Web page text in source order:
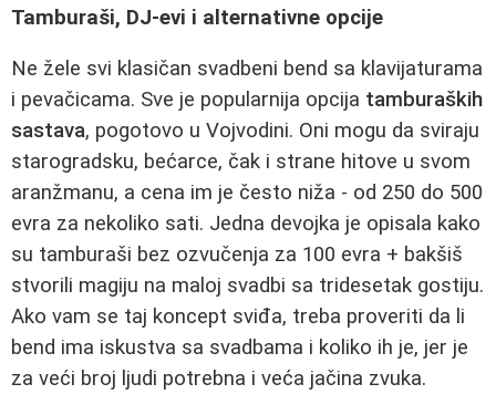
Tamburaši, DJ-evi i alternativne opcije
Ne žele svi klasičan svadbeni bend sa klavijaturama
i pevačicama. Sve je popularnija opcija tamburaških
sastava, pogotovo u Vojvodini. Oni mogu da sviraju
starogradsku, bećarce, čak i strane hitove u svom
aranžmanu, a cena im je često niža - od 250 do 500
evra za nekoliko sati. Jedna devojka je opisala kako
su tamburaši bez ozvučenja za 100 evra + bakšiš
stvorili magiju na maloj svadbi sa tridesetak gostiju.
Ako vam se taj koncept sviđa, treba proveriti da li
bend ima iskustva sa svadbama i koliko ih je, jer je
za veći broj ljudi potrebna i veća jačina zvuka.